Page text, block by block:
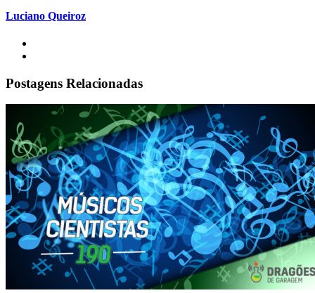
Luciano Queiroz
Postagens Relacionadas